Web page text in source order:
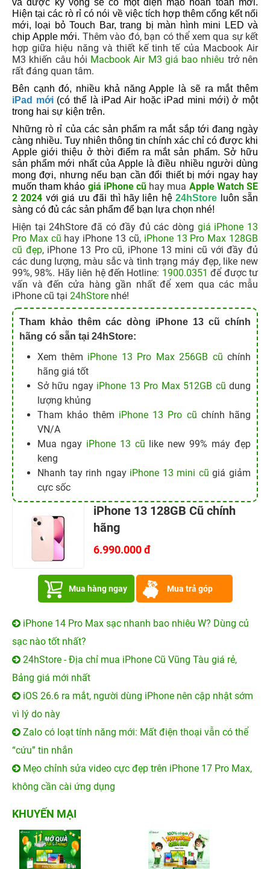
Hiện tại các rò rỉ có nói về việc tích hợp thêm cổng kết nối
mới, loại bỏ Touch Bar, trang bị màn hình mini LED và
chip Apple mới. Thêm vào đó, bạn có thể xem qua sự kết
hợp giữa hiệu năng và thiết kế tinh tế của Macbook Air
M3 khiến câu hỏi Macbook Air M3 giá bao nhiêu trở nên
rất đáng quan tâm.
Bên cạnh đó, nhiều khả năng Apple là sẽ ra mắt thêm
iPad mới(có thể là iPad Air hoặc iPad mini mới) ở một
trong hai sự kiện trên.
Những rò rỉ của các sản phẩm ra mắt sắp tới đang ngày
càng nhiều. Tuy nhiên thông tin chính xác chỉ có được khi
Apple giới thiệu ở thời điểm ra mắt sản phẩm. Sở hữu
sản phẩm mới nhất của Apple là điều nhiều người dùng
mong đợi, nhưng nếu bạn cần đổi thiết bị mới ngay hay
muốn tham khảo giá iPhone cũ hay mua Apple Watch SE
2 2024 với giá ưu đãi thì hãyliên hệ 24hStore
luôn sẵn
sàng có đủ các sản phẩm để bạn lựa chọn nhé!
Hiện tại 24hStore đã có đầy đủ các dòng giá iPhone 13
Pro Max cũ hay iPhone 13 cũ, iPhone 13 Pro Max 128GB
cũ đẹp, iPhone 13 Pro cũ, iPhone 13 mini cũ với đầy đủ
các dung lượng, màu sắc và tình trạng máy đẹp, like new
99%, 98%. Hãy liên hệ đến Hotline: 1900.0351 để được tư
vấn và đến cửa hàng gần nhất để xem qua các mẫu
iPhone cũ tại 24hStore nhé!
Tham khảo thêm các dòng iPhone 13 cũ chính
hãng có sẵn tại 24hStore:
Xem thêm iPhone 13 Pro Max 256GB cũ chính
hãng giá tốt
Sở hữu ngay iPhone 13 Pro Max 512GB cũ dung
lượng khủng
Tham khảo thêm iPhone 13 Pro cũ chính hãng
VN/A
Mua ngay iPhone 13 cũ like new 99% máy đẹp
keng
Nhanh tay rinh ngay iPhone 13 mini cũ giá giảm
cực sốc
iPhone 13 128GB Cũ chính
hãng
6.990.000 đ
Mua hàng ngay Mua trả góp
iPhone 14 Pro Max sạc nhanh bao nhiêu W? Dùng củ
sạc nào tốt nhất?
24hStore - Địa chỉ mua iPhone Cũ Vũng Tàu giá rẻ,
Bảng giá mới nhất
iOS 26.6 ra mắt, người dùng iPhone nên cập nhật sớm
vì lý do này
Zalo có loạt tính năng mới: Mất điện thoại vẫn có thể
“cứu” tin nhắn
Mẹo chỉnh sửa video cực đẹp trên iPhone 17 Pro Max,
không cần cài ứng dụng
KHUYẾN MẠI